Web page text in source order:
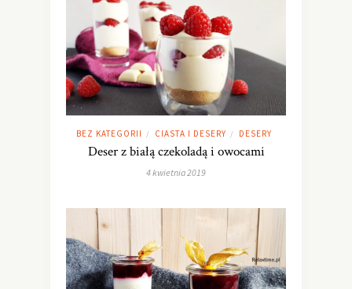
BEZ KATEGORII / CIASTA I DESERY / DESERY
Deser z białą czekoladą i owocami
4 kwietnia 2019